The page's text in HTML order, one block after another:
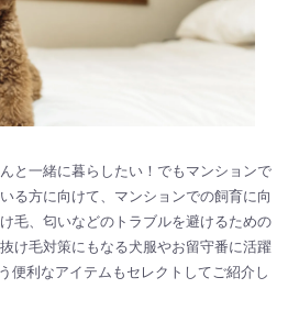
と一緒に暮らしたい！でもマンションで
る方に向けて、マンションでの飼育に向
毛、匂いなどのトラブルを避けるための
け毛対策にもなる犬服やお留守番に活躍
便利なアイテムもセレクトしてご紹介し